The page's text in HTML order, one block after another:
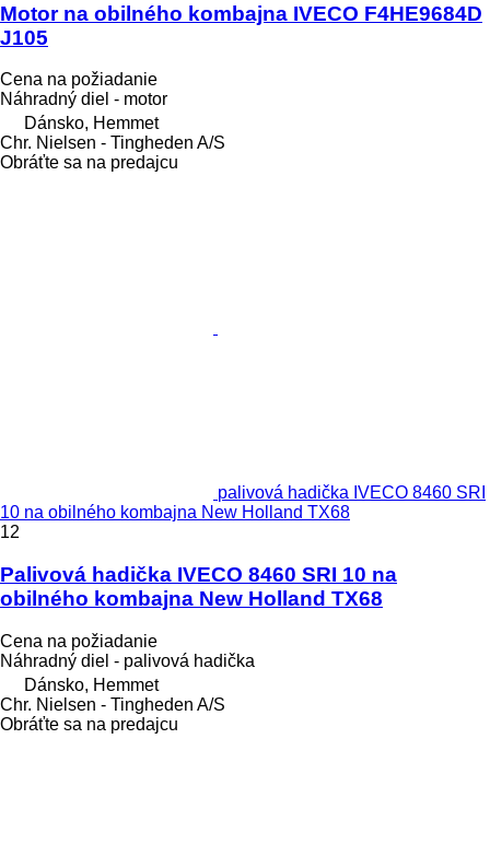
Motor na obilného kombajna IVECO F4HE9684D
J105
Cena na požiadanie
Náhradný diel - motor
Dánsko, Hemmet
Chr. Nielsen - Tingheden A/S
Obráťte sa na predajcu
palivová hadička IVECO 8460 SRI
10 na obilného kombajna New Holland TX68
12
Palivová hadička IVECO 8460 SRI 10 na
obilného kombajna New Holland TX68
Cena na požiadanie
Náhradný diel - palivová hadička
Dánsko, Hemmet
Chr. Nielsen - Tingheden A/S
Obráťte sa na predajcu